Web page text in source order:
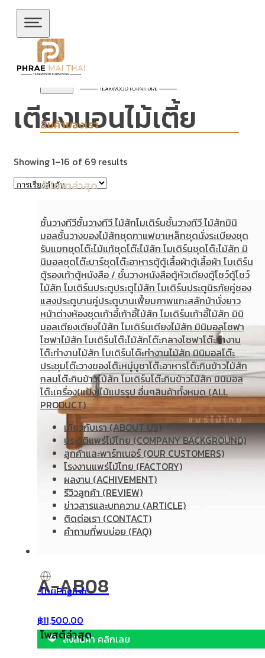
ข้ามไปยังเนื้อหาหลัก
สินค้าของเรา
อัปเดตล่าสุด
ชั้นวางทีวีชั้นวางทีวี ไม้สักโมเดิร์นชั้นวางทีวี ไม้สักมินิ
มอลชั้นวางของไม้สักชุดกาแฟขาเหล็กชุดนั่งระเบียงชุด
รับแขกชุดโต๊ะไม้แท้ชุดโต๊ะไม้สัก โมเดิร์นชุดโต๊ะไม้สัก มิ
นิมอลชุดโต๊ะบาร์ชุดโต๊ะอาหารตู้ตู้เสื้อผ้าตู้เสื้อผ้า โมเดิร์น
ตู้รองเท้าตู้หนังสือ / ชั้นวางหนังสือตู้หัวเตียงตู้โชว์ตู้โชว์
ไม้สัก โมเดิร์นประตูประตูไม้สัก โมเดิร์นประตูนิรภัยคู่ชอง
แสงประตูบานคู่ประตูบานเฟี้ยมภาพแกะสลักม้านั่งยาว
หน้าต่างห้องชุดเก้าอี้เก้าอี้ไม้สัก โมเดิร์นเก้าอี้ไม้สัก มินิ
มอลเตียงเตียงไม้สัก โมเดิร์นเตียงไม้สัก มินิมอลโซฟา
โซฟาไม้สัก โมเดิร์นโต๊ะไม้สักโต๊ะกลางโซฟาโต๊ะทำงาน
โต๊ะทํางานไม้สัก โมเดิร์นโต๊ะทำงานไม้สัก มินิมอลโต๊ะ
ประชุมโต๊ะวางของโต๊ะหมู่บูชาโต๊ะอาหารโต๊ะกินข้าวไม้สัก
กลมโต๊ะกินข้าวไม้สัก โมเดิร์นโต๊ะกินข้าวไม้สัก มินิมอล
โต๊ะเครื่อง(แป้ง)ไม้แปรรูป อื่นๆสินค้าทั้งหมด (ALL
PRODUCT)
เกี่ยวกับเรา (ABOUT US)
ประวัติแพร่ไม้ไทย (COMPANY BACKGROUND)
ลูกค้าและพาร์ทเนอร์ (OUR CUSTOMERS)
โรงงานแพร่ไม้ไทย (FACTORY)
ผลงาน (ACHIVEMENT)
รีวิวลูกค้า (REVIEW)
ข่าวสารและบทความ (ARTICLE)
ติดต่อเรา (CONTACT)
คำถามที่พบบ่อย (FAQ)
English
ไทย
โพสต์ล่าสุด
เตียงนอนไม้เตี้ย
Showing 1–16 of 69 results
A-AB08
฿11,500.00
สั่งสินค้า คลิกเลย